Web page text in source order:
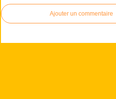
Ajouter un commentaire